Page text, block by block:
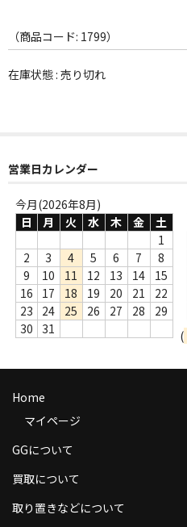
WORLD
その他
Webのみ no.1
Webのみ no.2
Webのみ no.3
Webのみ no.4
売り切れ
Help
送料
商品の発送
返品
コンディション
（商品コード: 1799）
在庫状態 : 売り切れ
営業日カレンダー
今月(2026年8月)
日
月 火 水 木 金
土
1
2
3 4 5 6 7
8
9
10 11 12 13 14
15
16
17 18 19 20 21
22
23
24 25 26 27 28
29
30
31
(
Home
マイページ
GGについて
買取について
取り置きなどについて